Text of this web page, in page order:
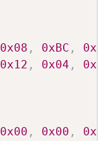
0x08 , 0xBC ,
0x12 , 0x04 ,
0x00 , 0x00 ,